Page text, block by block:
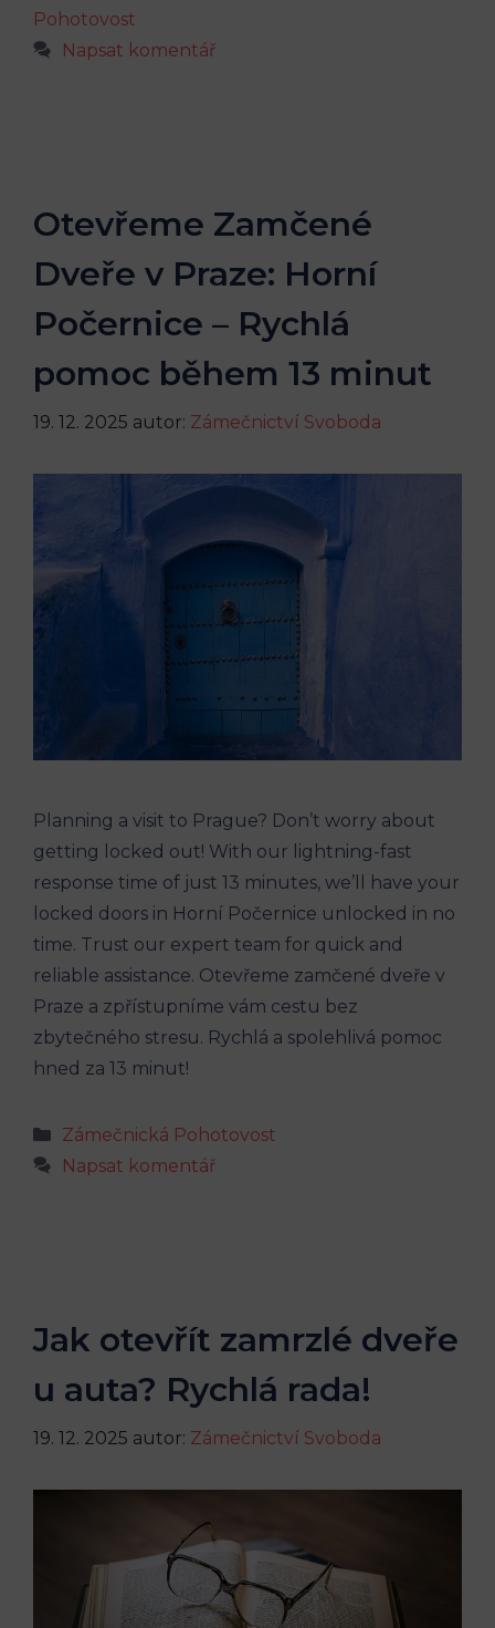
Pohotovost
Napsat komentář
Otevřeme Zamčené
Dveře v Praze: Horní
Počernice – Rychlá
pomoc během 13 minut
19. 12. 2025 autor: Zámečnictví Svoboda
Planning a visit to Prague? Don’t worry about
getting locked out! With our lightning-fast
response time of just 13 minutes, we’ll have your
locked doors in Horní Počernice unlocked in no
time. Trust our expert team for quick and
reliable assistance. Otevřeme zamčené dveře v
Praze a zpřístupníme vám cestu bez
zbytečného stresu. Rychlá a spolehlivá pomoc
hned za 13 minut!
Rubriky
Zámečnická Pohotovost
Napsat komentář
Jak otevřít zamrzlé dveře
u auta? Rychlá rada!
19. 12. 2025 autor: Zámečnictví Svoboda